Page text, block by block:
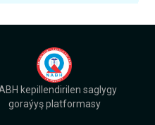
kepillendirilen saglygy
goraýyş platformasy